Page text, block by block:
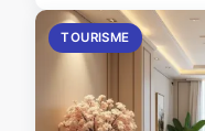
TOURISME